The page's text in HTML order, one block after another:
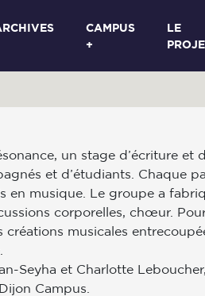
CAMPUS
+
LE
un stage d’écriture et
et d’étudiants. Chaque
en musique. Le groupe a
corporelles, chœur.
musicales
Seyha et Charlotte
Campus.